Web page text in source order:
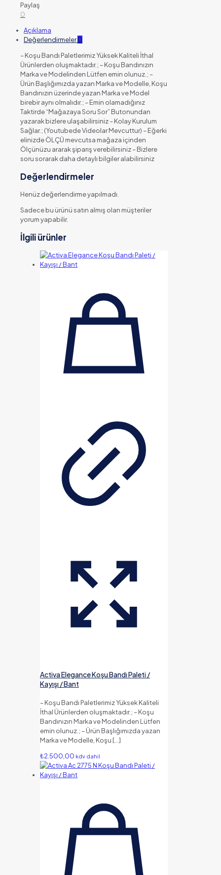
Paylaş
0
Açıklama
Değerlendirmeler0
– Koşu Bandı Paletlerimiz Yüksek Kaliteli İthal
Ürünlerden oluşmaktadır.; – Koşu Bandınızın
Marka ve Modelinden Lütfen emin olunuz.; –
Ürün Başlığımızda yazan Marka ve Modelle, Koşu
Bandınızın üzerinde yazan Marka ve Model
birebir aynı olmalıdır.; – Emin olamadığınız
Taktirde “Mağazaya Soru Sor” Butonundan
yazarak bizlere ulaşabilirsiniz – Kolay Kurulum
Sağlar.; (Youtubede Videolar Mevcuttur) – Eğerki
elinizde ÖLÇÜ mevcutsa mağaza içinden
Ölçünüzu ararak şiparış verebilirsiniz – Bizlere
soru sorarak daha detaylı bilgiler alabilirsiniz
Değerlendirmeler
Henüz değerlendirme yapılmadı.
Sadece bu ürünü satın almış olan müşteriler
yorum yapabilir.
İlgili ürünler
Activa Elegance Koşu Bandı Paleti /
Kayışı / Bant
– Koşu Bandı Paletlerimiz Yüksek Kaliteli
İthal Ürünlerden oluşmaktadır.; – Koşu
Bandınızın Marka ve Modelinden Lütfen
emin olunuz.; – Ürün Başlığımızda yazan
Marka ve Modelle, Koşu […]
₺2.500,00 kdv dahil